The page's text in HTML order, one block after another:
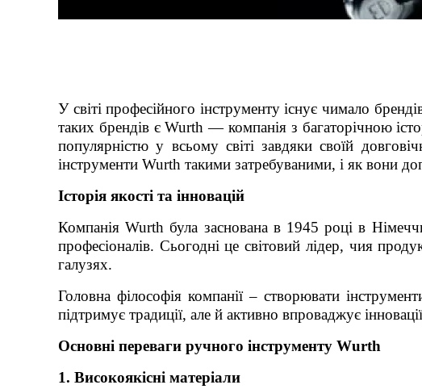
У світі професійного інструменту існує чимало
таких брендів є Wurth — компанія з багаторічною
популярністю у всьому світі завдяки своїй
інструменти Wurth такими затребуваними, і як вони
Історія якості та інновацій
Компанія Wurth була заснована в 1945 році в
професіоналів. Сьогодні це світовий лідер, чия
галузях.
Головна філософія компанії – створювати
підтримує традиції, але й активно впроваджує
Основні переваги ручного інструменту Wurth
1. Високоякісні матеріали